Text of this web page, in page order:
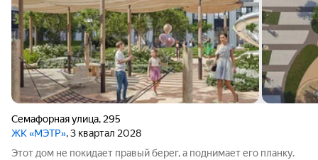
Семафорная улица, 295
ЖК «МЭТР», 3 квартал 2028
Этот дом не покидает правый берег, а поднимает его планку.